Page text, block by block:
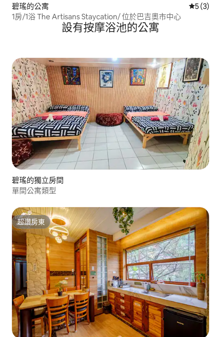
碧瑤的公寓 從 3 則評
5 (3)
1房/1浴 The Artisans Staycation/ 位於巴吉奧市中心
設有按摩浴池的公寓
碧瑤的獨立房間
單間公寓類型
超讚房東
超讚房東